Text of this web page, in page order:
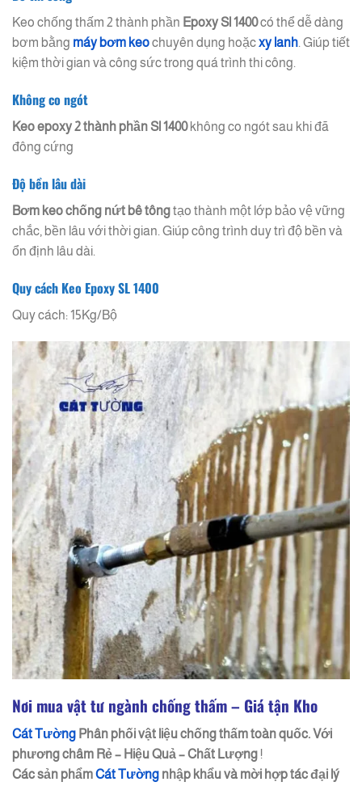
Keo chống thấm 2 thành phần Epoxy Sl 1400có thể dễ dàng
bơm bằng máy bơm keochuyên dụng hoặcxy lanh. Giúp tiết
kiệm thời gian và công sức trong quá trình thi công.
Không co ngót
Keo epoxy 2 thành phần Sl 1400không co ngót sau khi đã
đông cứng
Độ bền lâu dài
Bơm keo chống nứt bê tôngtạo thành một lớp bảo vệ vững
chắc, bền lâu với thời gian. Giúp công trình duy trì độ bền và
ổn định lâu dài.
Quy cách Keo Epoxy SL 1400
Quy cách: 15Kg/Bộ
Nơi mua vật tư ngành chống thấm – Giá tận Kho
Cát Tường Phân phối vật liệu chống thấm toàn quốc. Với
phương châm Rẻ – Hiệu Quả – Chất Lượng !
Các sản phẩmCát Tường nhập khẩu và mời hợp tác đại lý